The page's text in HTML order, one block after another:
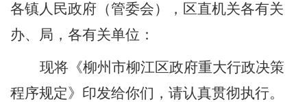
各镇人民政府（管委会），区直机关各有关
办、局，各有关单位：
现将 《柳州市柳江区政府重大行政决策
程序规定》 印发给你们，请认真贯彻执行。